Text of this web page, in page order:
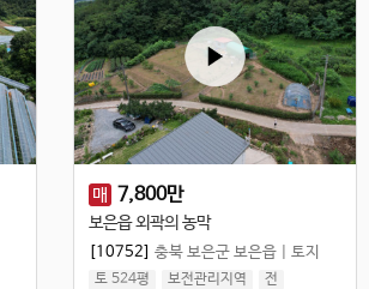
매 7,800만
보은읍 외곽의 농막
[10752] 충북 보은군 보은읍 토지
토 524평 보전관리지역 전